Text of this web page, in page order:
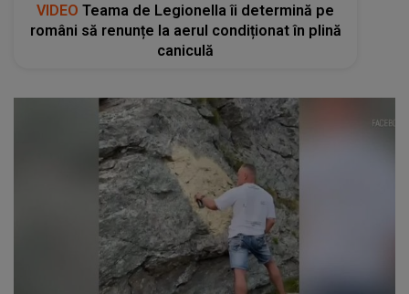
VIDEO Teama de Legionella îi determină pe
români să renunțe la aerul condiționat în plină
caniculă